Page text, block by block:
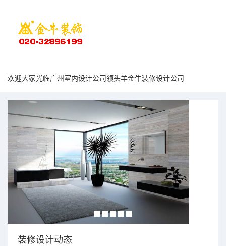
欢迎大家光临广州室内设计公司领头羊金牛装修设计公司
装修设计动态